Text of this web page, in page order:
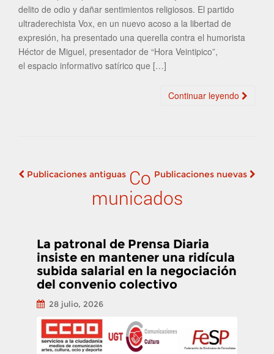
delito de odio y dañar sentimientos religiosos. El partido
ultraderechista Vox, en un nuevo acoso a la libertad de
expresión, ha presentado una querella contra el humorista
Héctor de Miguel, presentador de “Hora Veintipico”,
el espacio informativo satírico que […]
Continuar leyendo
Navegación de
publicaciones
Publicaciones antiguas Publicaciones nuevas
Co
municados
La patronal de Prensa Diaria
insiste en mantener una ridícula
subida salarial en la negociación
del convenio colectivo
28 julio, 2026